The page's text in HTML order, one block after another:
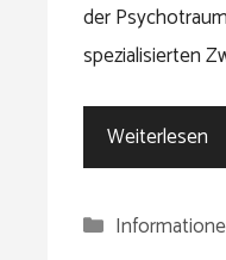
der
spezialisierten
Weiterlesen
Kategorien